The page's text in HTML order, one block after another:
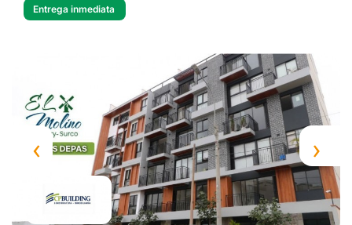
Entrega inmediata
‹ ›